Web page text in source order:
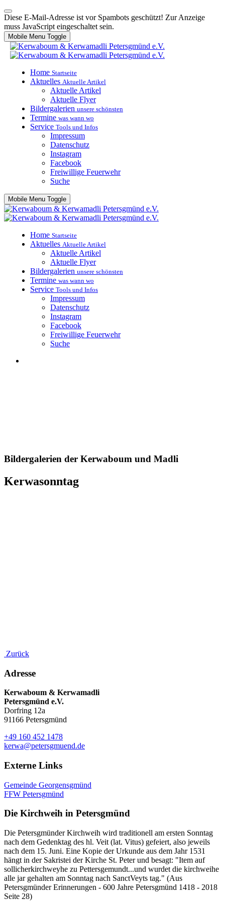
Diese E-Mail-Adresse ist vor Spambots geschützt! Zur Anzeige
muss JavaScript eingeschaltet sein.
Mobile Menu Toggle
Home Startseite
Aktuelles Aktuelle Artikel
Aktuelle Artikel
Aktuelle Flyer
Bildergalerien unsere schönsten
Termine was wann wo
Service Tools und Infos
Impressum
Datenschutz
Instagram
Facebook
Freiwillige Feuerwehr
Suche
Mobile Menu Toggle
Home Startseite
Aktuelles Aktuelle Artikel
Aktuelle Artikel
Aktuelle Flyer
Bildergalerien unsere schönsten
Termine was wann wo
Service Tools und Infos
Impressum
Datenschutz
Instagram
Facebook
Freiwillige Feuerwehr
Suche
Bildergalerien der Kerwaboum und Madli
Kerwasonntag
Zurück
Adresse
Kerwaboum & Kerwamadli
Petersgmünd e.V.
Dorfring 12a
91166 Petersgmünd
+49 160 452 1478
kerwa@petersgmuend.de
Externe Links
Gemeinde Georgensgmünd
FFW Petersgmünd
Die Kirchweih in Petersgmünd
Die Petersgmünder Kirchweih wird traditionell am ersten Sonntag
nach dem Gedenktag des hl. Veit (lat. Vitus) gefeiert, also jeweils
nach dem 15. Juni. Eine Kopie der Urkunde aus dem Jahr 1531
hängt in der Sakristei der Kirche St. Peter und besagt: "Item auf
sollicherkirchweyhe zu Pettersgemundt...und wurdet die kirchweihe
alle jar gehalten am Sonntag nach SanctVeyts tag." (Aus
Petersgmünder Erinnerungen - 600 Jahre Petersgmünd 1418 - 2018
Seite 28)